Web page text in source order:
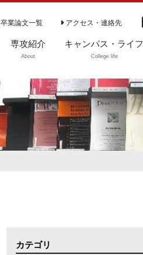
卒業論文一覧 アクセス・連絡先
専攻紹介
About
専攻の理念
学部カリキュラム
卒業生の進路
カリキュラム（～
キャンパス・ライフ
College life
大学院生等
卒業生・修了生
カテゴリ